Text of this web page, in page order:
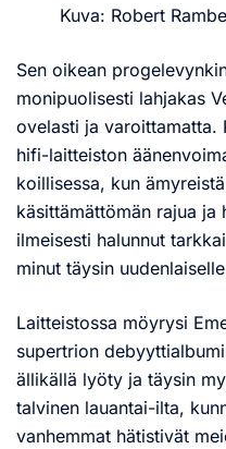
Kuva: Robert
Sen oikean
monipuolisesti lahjakas
ovelasti ja varoittamatta.
hifi-laitteiston
koillisessa, kun
käsittämättömän rajua ja
ilmeisesti halunnut
minut täysin
Laitteistossa möyrysi
supertrion
ällikällä lyöty ja täysin
talvinen lauantai-ilta,
vanhemmat hätistivät